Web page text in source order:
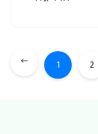
1 2